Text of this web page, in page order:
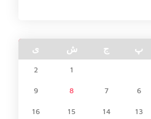
پ ج ش ی
1
2
6
7
8
9
13
14
15
16